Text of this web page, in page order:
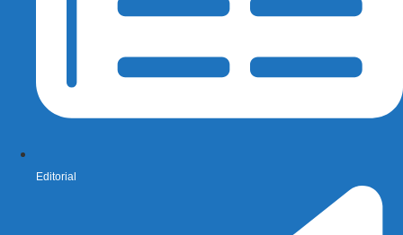
Editorial